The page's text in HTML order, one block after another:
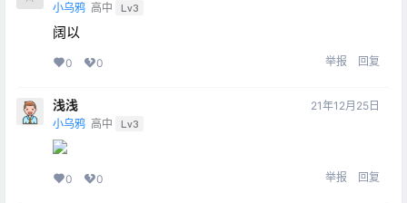
小乌鸦 高中 Lv3
阔以
0 0 举报 回复
浅浅
小乌鸦 高中 Lv3
21年12月25日
0 0 举报 回复